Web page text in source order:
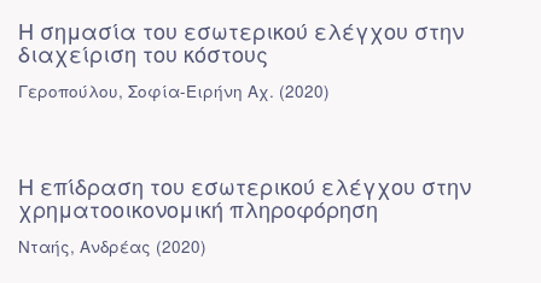
Η σημασία του εσωτερικού ελέγχου στην
διαχείριση του κόστους
Γεροπούλου, Σοφία-Ειρήνη Αχ. (2020)
Η επίδραση του εσωτερικού ελέγχου στην
χρηματοοικονομική πληροφόρηση
Νταής, Ανδρέας (2020)